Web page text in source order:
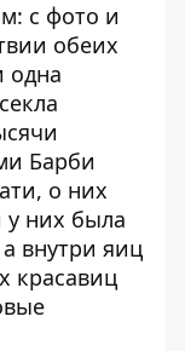
с фото и
обеих
одна
Барби
о них
у них была
внутри яиц
красавиц